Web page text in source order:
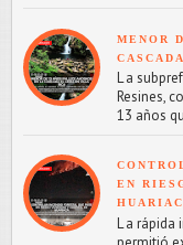
MENOR
L a
Resines,
13 años
EN
L a rápida